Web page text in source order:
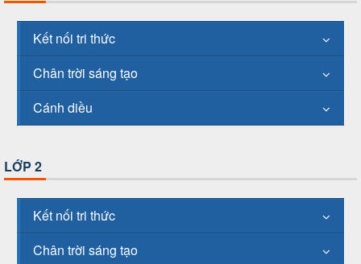
Kết nối tri thức
Chân trời sáng tạo
Cánh diều
LỚP 2
Kết nối tri thức
Chân trời sáng tạo